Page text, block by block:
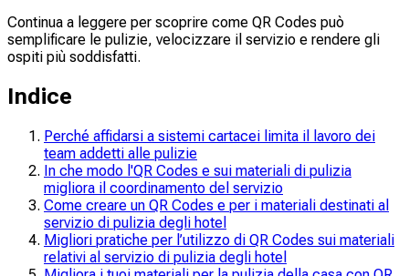
Continua a leggere per scoprire come QR Codes può
semplificare le pulizie, velocizzare il servizio e rendere gli
ospiti più soddisfatti.
Indice
Perché affidarsi a sistemi cartacei limita il lavoro dei
team addetti alle pulizie
In che modo l'QR Codes e sui materiali di pulizia
migliora il coordinamento del servizio
Come creare un QR Codes e per i materiali destinati al
servizio di pulizia degli hotel
Migliori pratiche per l’utilizzo di QR Codes sui materiali
relativi al servizio di pulizia degli hotel